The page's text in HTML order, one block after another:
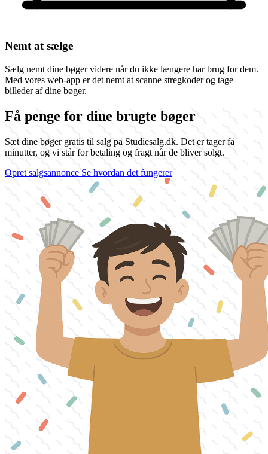
Nemt at sælge
Sælg nemt dine bøger videre når du ikke længere har brug for dem.
Med vores web-app er det nemt at scanne stregkoder og tage
billeder af dine bøger.
Få penge for dine brugte bøger
Sæt dine bøger gratis til salg på Studiesalg.dk. Det er tager få
minutter, og vi står for betaling og fragt når de bliver solgt.
Opret salgsannonce Se hvordan det fungerer